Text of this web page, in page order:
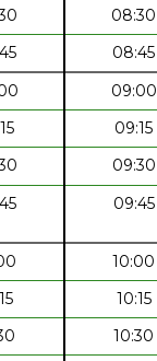
08:30
08:45
09:00
09:15
09:30
09:45
10:00
10:15
10:30